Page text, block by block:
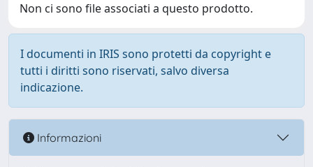
Non ci sono file associati a questo prodotto.
I documenti in IRIS sono protetti da copyright e
tutti i diritti sono riservati, salvo diversa
indicazione.
Informazioni